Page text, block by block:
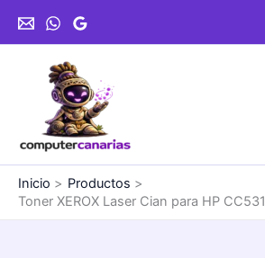
Inicio
Productos
Toner XEROX Laser Cian para HP CC531
Cian
para
CC531
cantidad